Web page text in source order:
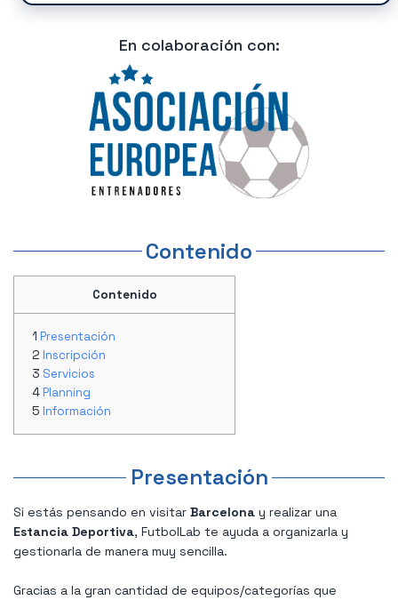
En colaboración con:
Contenido
Contenido
Presentación
Inscripción
Servicios
Planning
Información
Presentación
Si estás pensando en visitar Barcelona y realizar una
Estancia Deportiva, FutbolLab te ayuda a organizarla y
gestionarla de manera muy sencilla.
Gracias a la gran cantidad de equipos/categorías que